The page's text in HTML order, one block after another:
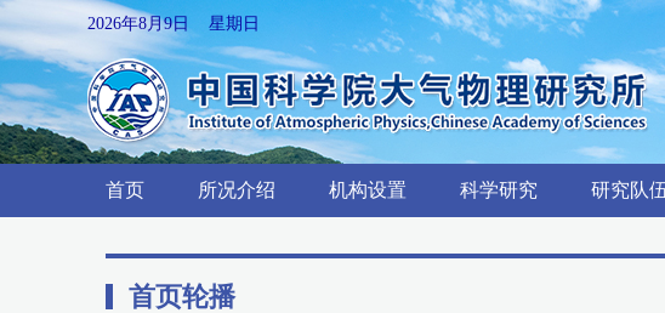
2026年8月9日 星期日
首页 所况介绍 机构设置 科学研究 研究队
首页轮播